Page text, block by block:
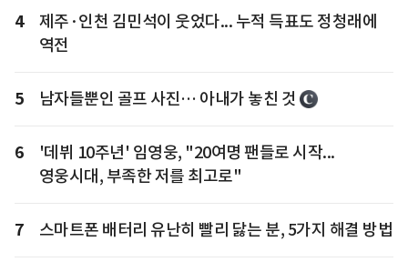
4
제주·인천 김민석이 웃었다... 누적 득표도 정청래에
역전
5 남자들뿐인 골프 사진… 아내가 놓친 것
6
'데뷔 10주년' 임영웅, "20여명 팬들로 시작...
영웅시대, 부족한 저를 최고로"
7 스마트폰 배터리 유난히 빨리 닳는 분, 5가지 해결 방법